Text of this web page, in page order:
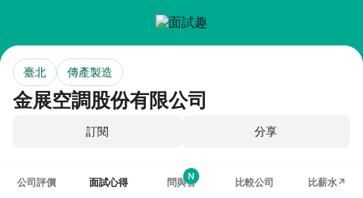
金展空調股份有限公司
臺北 傳產製造
訂閱 分享
公司評價 面試心得 問與答
N
比較公司 比薪水↗